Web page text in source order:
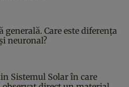
generală. Care este diferența
neuronal?
Sistemul Solar în care